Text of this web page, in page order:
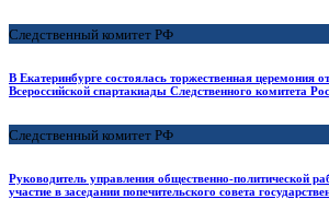
Следственный комитет РФ
В Екатеринбурге состоялась торжественная церемония
Всероссийской спартакиады Следственного комитета
Следственный комитет РФ
Руководитель управления общественно-политической
участие в заседании попечительского совета